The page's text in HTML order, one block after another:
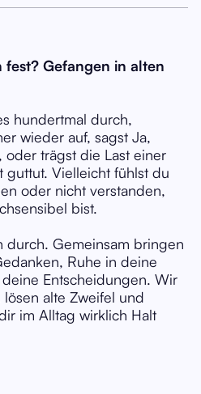
Gefangen in alten
hundertmal durch,
wieder auf, sagst Ja,
trägst die Last einer
guttut. Vielleicht fühlst du
oder nicht verstanden,
bist.
durch. Gemeinsam bringen
Ruhe in deine
Entscheidungen. Wir
alte Zweifel und
im Alltag wirklich Halt